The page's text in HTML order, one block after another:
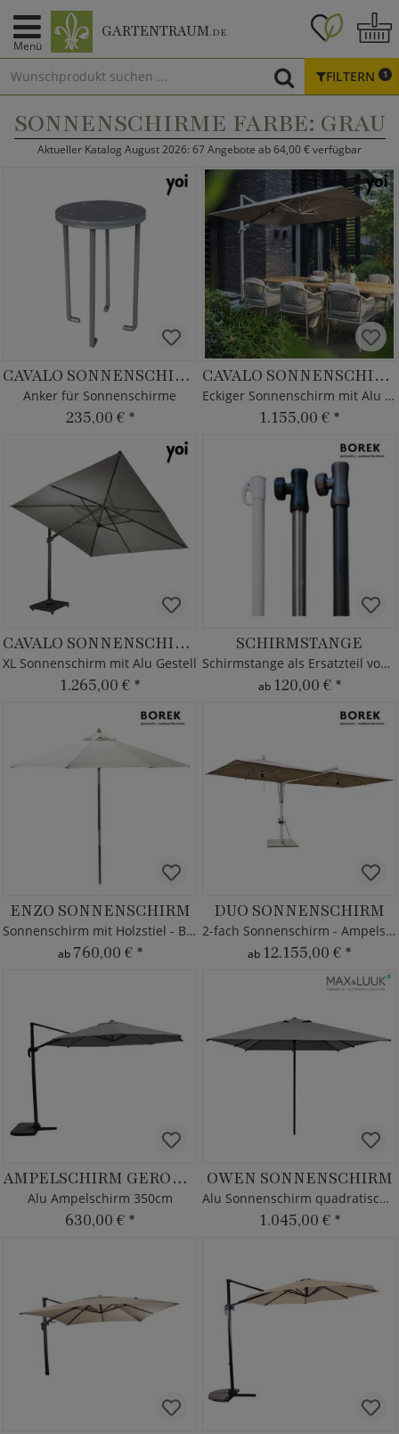
Menü
GARTENTRAUM.DE
FILTERN 1
SONNENSCHIRME FARBE: GRAU
Aktueller Katalog August 2026: 67 Angebote ab 64,00 € verfügbar
CAVALO SONNENSCHIRM ANKER
Anker für Sonnenschirme
235,00 € *
CAVALO SONNENSCHIRM
Eckiger Sonnenschirm mit Alu Gestell
1.155,00 € *
CAVALO SONNENSCHIRM XL
XL Sonnenschirm mit Alu Gestell
1.265,00 € *
SCHIRMSTANGE
Schirmstange als Ersatzteil von Borek
ab 120,00 € *
ENZO SONNENSCHIRM
Sonnenschirm mit Holzstiel - Borek
ab 760,00 € *
DUO SONNENSCHIRM
2-fach Sonnenschirm - Ampelschirm XXL - Borek
ab 12.155,00 € *
AMPELSCHIRM GERONDO
Alu Ampelschirm 350cm
630,00 € *
OWEN SONNENSCHIRM
Alu Sonnenschirm quadratisch - Push-Up-System
1.045,00 € *